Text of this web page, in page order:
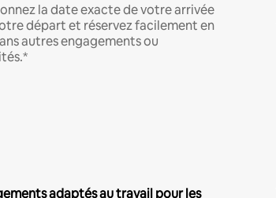
la date exacte de votre arrivée
départ et réservez facilement en
autres engagements ou
adaptés au travail pour les